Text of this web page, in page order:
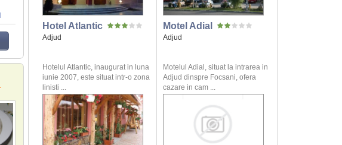
Hotel Atlantic
Adjud
Hotelul Atlantic, inaugurat in luna
iunie 2007, este situat intr-o zona
linisti ...
Motel Adial
Adjud
Motelul Adial, situat la intrarea in
Adjud dinspre Focsani, ofera
cazare in cam ...